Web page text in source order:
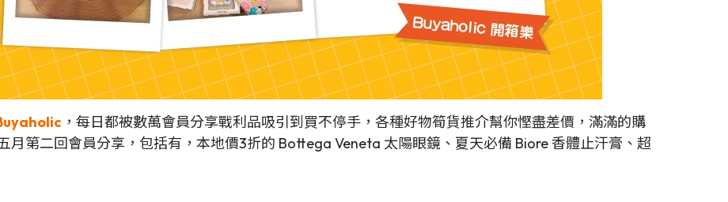
，每日都被數萬會員分享戰利品吸引到買不停手，各種好物筍貨推介幫你慳盡差價，滿滿的購
月第二回會員分享，包括有，本地價3折的 Bottega Veneta 太陽眼鏡、夏天必備 Biore 香體止汗膏、超